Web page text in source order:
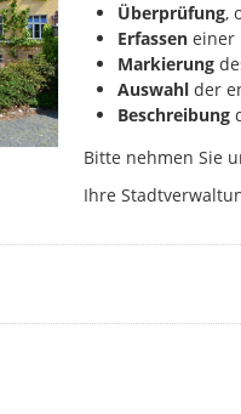
Überprüfung,
Erfassen einer
Markierung
Auswahl der
Beschreibung
Bitte nehmen Sie
Ihre